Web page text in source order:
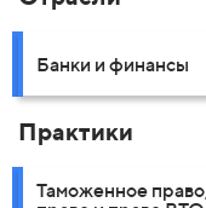
Банки и финансы
Практики
Таможенное